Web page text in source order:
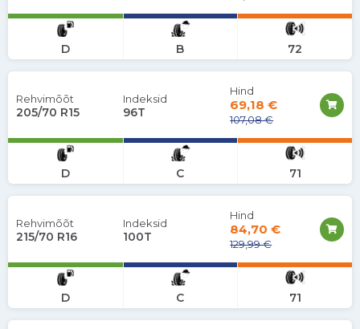
D B 72
Rehvimõõt
205/70 R15
Indeksid
96T
D C 71
Hind
69,18 €
107,08 €
Rehvimõõt
215/70 R16
Indeksid
100T
D C 71
Hind
84,70 €
129,99 €